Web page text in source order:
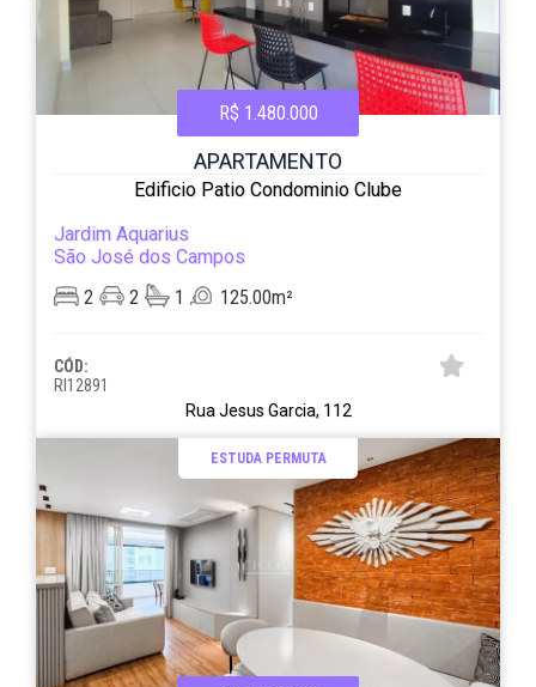
R$ 1.480.000
APARTAMENTO
Edificio Patio Condominio Clube
Jardim Aquarius
São José dos Campos
2
2 1 125.00m²
CÓD:
RI12891
Rua Jesus Garcia, 112
ESTUDA PERMUTA